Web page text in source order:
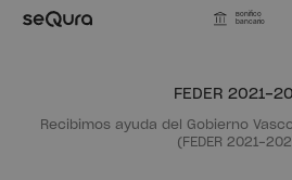
Bonifico
bancario
FEDER 2021-
Recibimos ayuda del Gobierno
(FEDER 2021-